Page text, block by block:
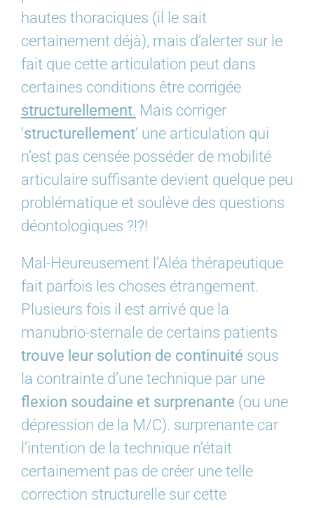
hautes thoraciques (il le sait
certainement déjà), mais d’alerter sur le
fait que cette articulation peut dans
certaines conditions être corrigée
structurellement. Mais corriger
‘structurellement‘ une articulation qui
n’est pas censée posséder de mobilité
articulaire suffisante devient quelque peu
problématique et soulève des questions
déontologiques ?!?!
Mal-Heureusement l’Aléa thérapeutique
fait parfois les choses étrangement.
Plusieurs fois il est arrivé que la
manubrio-sternale de certains patients
trouve leur solution de continuité sous
la contrainte d’une technique par une
flexion soudaine et surprenante (ou une
dépression de la M/C). surprenante car
l’intention de la technique n’était
certainement pas de créer une telle
correction structurelle sur cette